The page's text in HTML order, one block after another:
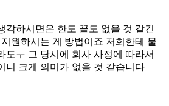
각하시면은 한도 끝도 없을 것 같긴
원하시는 게 방법이죠 저희한테 물
도ㅜ 그 당시에 회사 사정에 따라서
니 크게 의미가 없을 것 같습니다